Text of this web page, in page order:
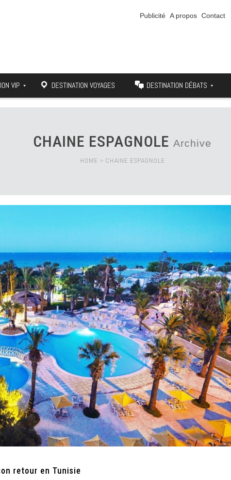
Publicité A propos Contact
VIP DESTINATION VOYAGES DESTINATION DÉBATS
CHAINE ESPAGNOLE Archive
HOME > CHAINE ESPAGNOLE
retour en Tunisie